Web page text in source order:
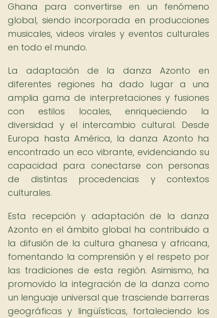
Ghana para convertirse en un fenómeno
global, siendo incorporada en producciones
musicales, videos virales y eventos culturales
en todo el mundo.
La adaptación de la danza Azonto en
diferentes regiones ha dado lugar a una
amplia gama de interpretaciones y fusiones
con estilos locales, enriqueciendo la
diversidad y el intercambio cultural. Desde
Europa hasta América, la danza Azonto ha
encontrado un eco vibrante, evidenciando su
capacidad para conectarse con personas
de distintas procedencias y contextos
culturales.
Esta recepción y adaptación de la danza
Azonto en el ámbito global ha contribuido a
la difusión de la cultura ghanesa y africana,
fomentando la comprensión y el respeto por
las tradiciones de esta región. Asimismo, ha
promovido la integración de la danza como
un lenguaje universal que trasciende barreras
geográficas y lingüísticas, fortaleciendo los